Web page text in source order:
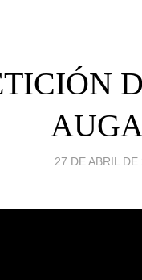
27 DE ABRIL